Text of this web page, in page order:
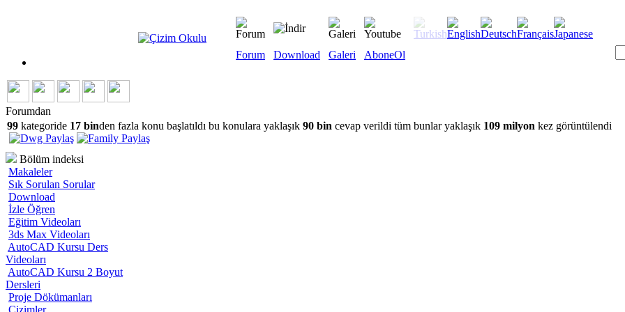
Forum Download Galeri AboneOl
Forumdan
99 kategoride 17 binden fazla konu başlatıldı bu konulara yaklaşık 90 bin cevap verildi tüm bunlar yaklaşık 109 milyon kez görüntülendi
Bölüm indeksi
Makaleler
Sık Sorulan Sorular
Download
İzle Öğren
Eğitim Videoları
3ds Max Videoları
AutoCAD Kursu Ders
Videoları
AutoCAD Kursu 2 Boyut
Dersleri
Proje Dökümanları
Çizimler